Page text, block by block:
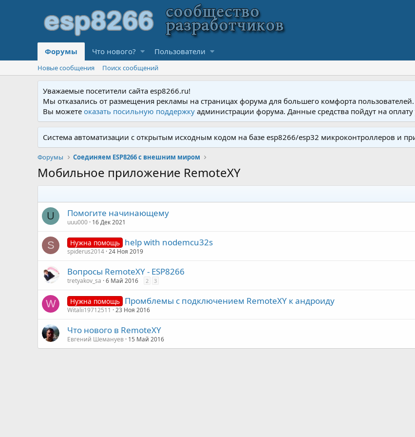
Форумы Что нового? Пользователи
Новые сообщения Поиск сообщений
Уважаемые посетители сайта esp8266.ru!
Мы отказались от размещения рекламы на страницах форума для большего комфорта пользователей.
Вы можетеоказать посильную поддержку администрации форума. Данные средства пойдут на
Система автоматизации с открытым исходным кодом на базе esp8266/esp32 микроконтроллеров и
Форумы Соединяем ESP8266 с внешним миром
Мобильное приложение RemoteXY
U Помогите начинающему
uuu000 16 Дек 2021
S Нужна помощь help with nodemcu32s
spiderus2014 24 Ноя 2019
Вопросы RemoteXY - ESP8266
tretyakov_sa 6 Май 2016 2 3
W Нужна помощь Промблемы с подключением RemoteXY к андроиду
Witalii19712511 23 Ноя 2016
Что нового в RemoteXY
Евгений Шемануев 15 Май 2016